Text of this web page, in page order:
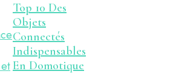
Top 10 Des
Objets
Connectés
Indispensables
En Domotique